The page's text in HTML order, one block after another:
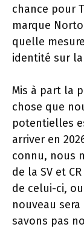
chance pour
marque
quelle
identité sur
Mis à part la
chose que
potentielles
arriver en
connu, nous
de la SV et
de celui-ci,
nouveau
savons pas